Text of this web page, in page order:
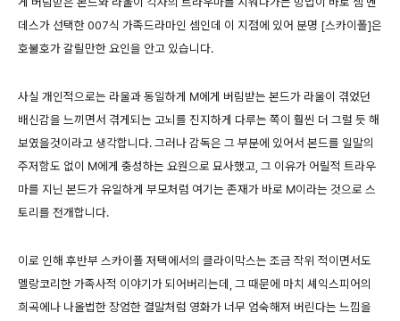
데스가 선택한 007식 가족드라마인 셈인데 이 지점에 있어 분명 [스카이폴]은
호불호가 갈릴만한 요인을 안고 있습니다.
사실 개인적으로는 라울과 동일하게 M에게 버림받는 본드가 라울이 겪었던
배신감을 느끼면서 겪게되는 고뇌를 진지하게 다루는 쪽이 훨씬 더 그럴 듯 해
보였을것이라고 생각합니다. 그러나 감독은 그 부분에 있어서 본드를 일말의
주저함도 없이 M에게 충성하는 요원으로 묘사했고, 그 이유가 어릴적 트라우
마를 지닌 본드가 유일하게 부모처럼 여기는 존재가 바로 M이라는 것으로 스
토리를 전개합니다.
이로 인해 후반부 스카이폴 저택에서의 클라이막스는 조금 작위 적이면서도
멜랑코리한 가족사적 이야기가 되어버리는데, 그 때문에 마치 셰익스피어의
희곡에나 나올법한 장엄한 결말처럼 영화가 너무 엄숙해져 버린다는 느낌을